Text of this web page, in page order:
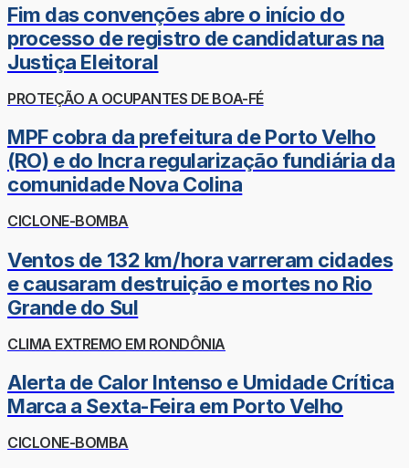
Fim das convenções abre o início do
processo de registro de candidaturas na
Justiça Eleitoral
PROTEÇÃO A OCUPANTES DE BOA-FÉ
MPF cobra da prefeitura de Porto Velho
(RO) e do Incra regularização fundiária da
comunidade Nova Colina
CICLONE-BOMBA
Ventos de 132 km/hora varreram cidades
e causaram destruição e mortes no Rio
Grande do Sul
CLIMA EXTREMO EM RONDÔNIA
Alerta de Calor Intenso e Umidade Crítica
Marca a Sexta-Feira em Porto Velho
CICLONE-BOMBA